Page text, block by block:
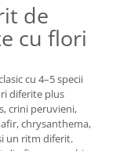
de
cu flori
cu 4–5 specii
diferite plus
crini peruvieni,
chrysanthema,
un ritm diferit.